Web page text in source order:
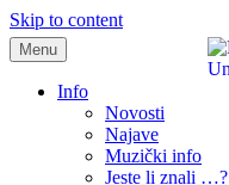
Skip to content
samo muzika i …..
Menu
Info
Novosti
Najave
Muzički info
Jeste li znali …?